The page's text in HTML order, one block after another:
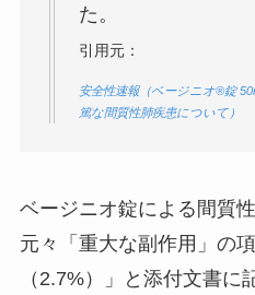
た。
引用元：
安全性速報（ベージニオ®錠
篤な間質性肺疾患について）
ベージニオ錠による間質
元々「重大な副作用」の
（2.7%）」と添付文書